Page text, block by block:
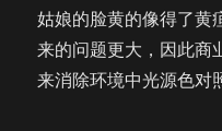
姑娘的脸黄的像得了黄
来的问题更大，因此商
来消除环境中光源色对